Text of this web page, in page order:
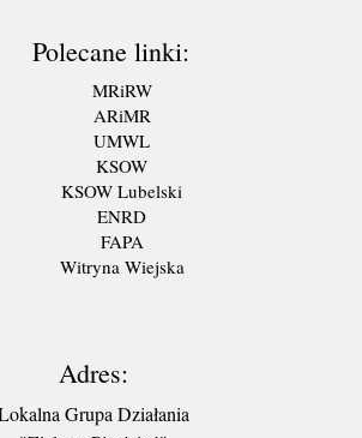
Polecane linki:
MRiRW
ARiMR
UMWL
KSOW
KSOW Lubelski
ENRD
FAPA
Witryna Wiejska
Adres:
Grupa Działania